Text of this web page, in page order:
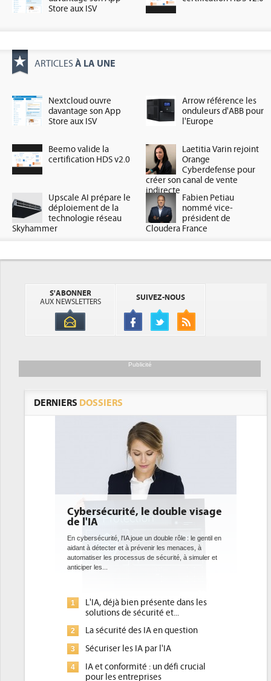
Store aux ISV
ARTICLES À LA UNE
Nextcloud ouvre
davantage son App
Store aux ISV
Arrow référence les
onduleurs d'ABB pour
l'Europe
Beemo valide la
certification HDS v2.0
Laetitia Varin rejoint
Orange
Cyberdefense pour
créer son canal de vente
indirecte
Upscale AI prépare le
déploiement de la
technologie réseau
Skyhammer
Fabien Petiau
nommé vice-
président de
Cloudera France
S'ABONNER
AUX NEWSLETTERS
SUIVEZ-NOUS
Publicité
DERNIERS DOSSIERS
DEE: l'efficacité énergétique
bientôt une obligation pour les
datacenters
Des datacenters plus durables et plus efficaces, c'est
ce que recherchent les pouvoirs publics européens
avec la mise en oeuvre de la nouvelle Directive sur
1
Qu'est-ce que la DEE (directive
d'efficacité énergétique) ?
2
DEE, une pression administrative
place pour répondre à...